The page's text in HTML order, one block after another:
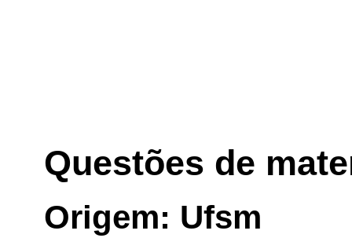
Questões de
Origem: Ufsm